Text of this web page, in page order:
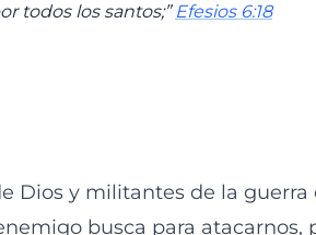
todos los santos;” Efesios 6:18
Dios y militantes de la guerra
busca para atacarnos,